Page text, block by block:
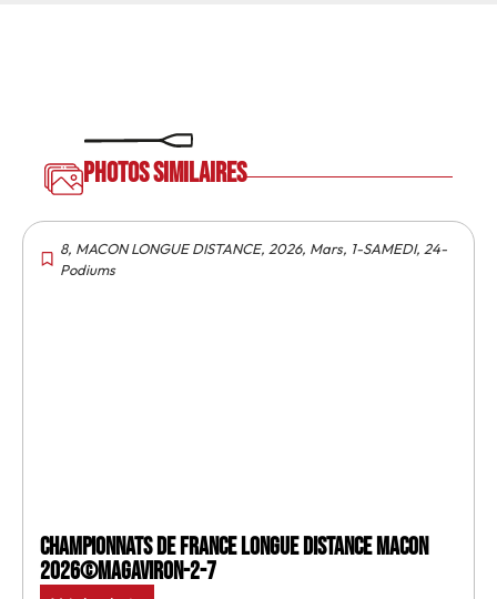
Photos similaires
8, MACON LONGUE DISTANCE, 2026, Mars, 1-SAMEDI, 24-
Podiums
Championnats de France longue distance Macon
2026©MagAviron-2-7